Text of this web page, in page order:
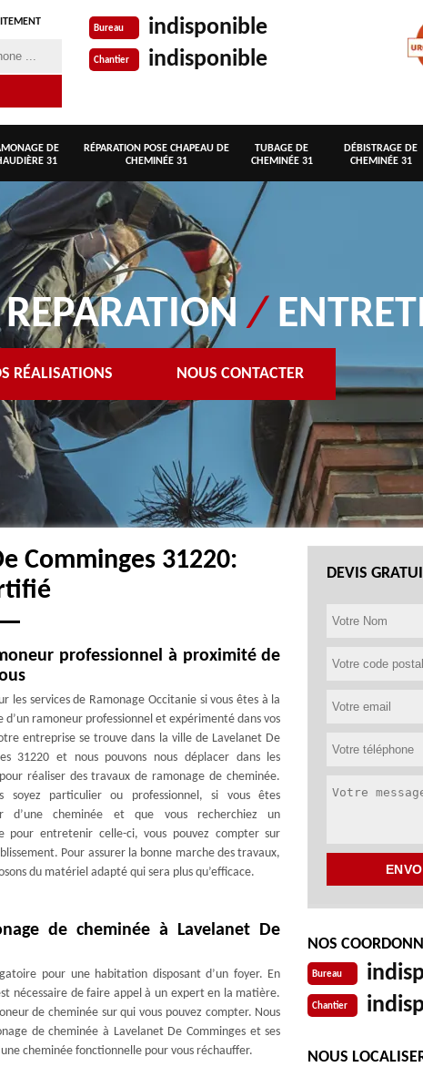
Bureau indisponible
Chantier indisponible
DE
31
RÉPARATION POSE CHAPEAU DE
CHEMINÉE 31
TUBAGE DE
CHEMINÉE 31
DÉBISTRAGE DE
CHEMINÉE 31
REPARATION/
RÉALISATIONS NOUS CONTACTER
Comminges 31220:
professionnel à proximité de
les services de Ramonage Occitanie si vous êtes à la
d’un ramoneur professionnel et expérimenté dans vos
entreprise se trouve dans la ville de Lavelanet De
31220 et nous pouvons nous déplacer dans les
réaliser des travaux de ramonage de cheminée.
soyez particulier ou professionnel, si vous êtes
d’une cheminée et que vous recherchiez un
pour entretenir celle-ci, vous pouvez compter sur
Pour assurer la bonne marche des travaux,
du matériel adapté qui sera plus qu’efficace.
de cheminée à Lavelanet De
pour une habitation disposant d’un foyer. En
nécessaire de faire appel à un expert en la matière.
de cheminée sur qui vous pouvez compter. Nous
de cheminée à Lavelanet De Comminges et ses
cheminée fonctionnelle pour vous réchauffer.
DEVIS
NOS
Bureau
Chantier
NOUS